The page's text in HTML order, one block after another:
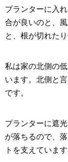
プランターに入
合が良いのと、
と、根が切れた
私は家の北側の
います。北側と
です。
プランターに遮
が落ちるので、
トを支えています